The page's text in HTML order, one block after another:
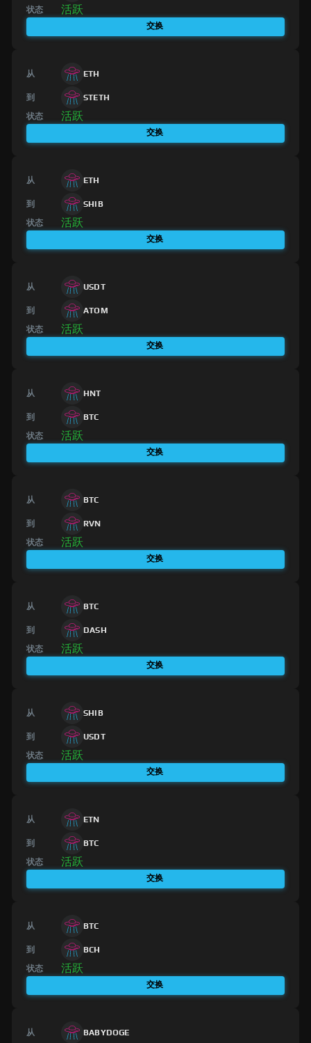
状态 活跃
交换
从 ETH
到 STETH
状态 活跃
交换
从 ETH
到 SHIB
状态 活跃
交换
从 USDT
到 ATOM
状态 活跃
交换
从 HNT
到 BTC
状态 活跃
交换
从 BTC
到 RVN
状态 活跃
交换
从 BTC
到 DASH
状态 活跃
交换
从 SHIB
到 USDT
状态 活跃
交换
从 ETN
到 BTC
状态 活跃
交换
从 BTC
到 BCH
状态 活跃
交换
从 BABYDOGE